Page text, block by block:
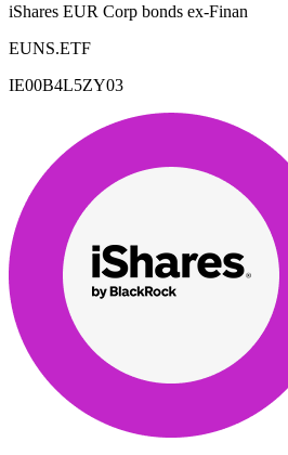
iShares EUR Corp bonds ex-Finan
EUNS.ETF
IE00B4L5ZY03